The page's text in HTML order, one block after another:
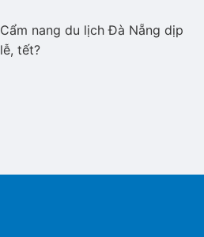
Cẩm nang du lịch Đà Nẵng dịp
lễ, tết?